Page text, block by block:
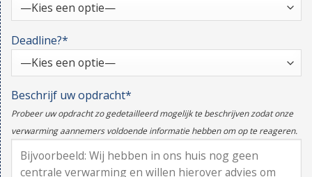
Deadline?*
Beschrijf uw opdracht*
Probeer uw opdracht zo gedetailleerd mogelijk te beschrijven zodat onze
verwarming aannemers voldoende informatie hebben om op te reageren.